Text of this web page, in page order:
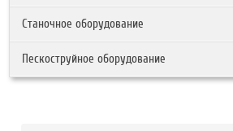
Станочное оборудование
Пескоструйное оборудование